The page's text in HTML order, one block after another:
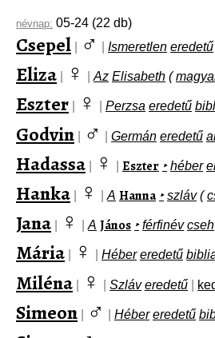
névnap: 05-24 (22 db)
Csepel ♂ Ismeretlen eredetű
Eliza ♀ Az Elisabeth (
Eszter ♀ Perzsa eredetű
Godvin ♂ Germán eredetű
Hadassa ♀ Eszter ‣ héber
Hanka ♀ A Hanna ‣ szláv (
Jana ♀ A János ‣ férfinév cseh
Mária ♀ Héber eredetű
Miléna ♀ Szláv eredetű
Simeon ♂ Héber eredetű